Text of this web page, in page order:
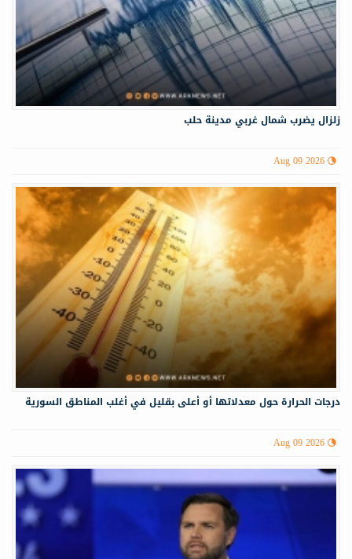
زلزال يضرب شمال غربي ‏مدينة حلب
Aug 09 2026
درجات الحرارة حول معدلاتها أو أعلى بقليل في أغلب المناطق السورية
Aug 09 2026